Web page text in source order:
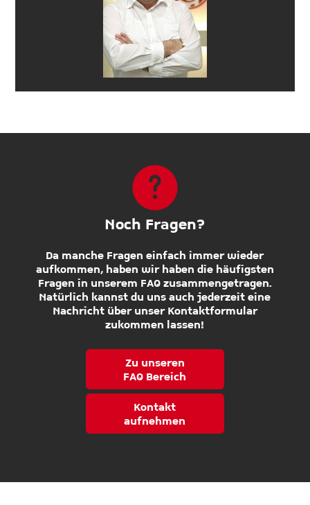
Noch Fragen?
Da manche Fragen einfach immer wieder
aufkommen, haben wir haben die häufigsten
Fragen in unserem FAQ zusammengetragen.
Natürlich kannst du uns auch jederzeit eine
Nachricht über unser Kontaktformular
zukommen lassen!
Zu unseren
FAQ Bereich
Kontakt
aufnehmen